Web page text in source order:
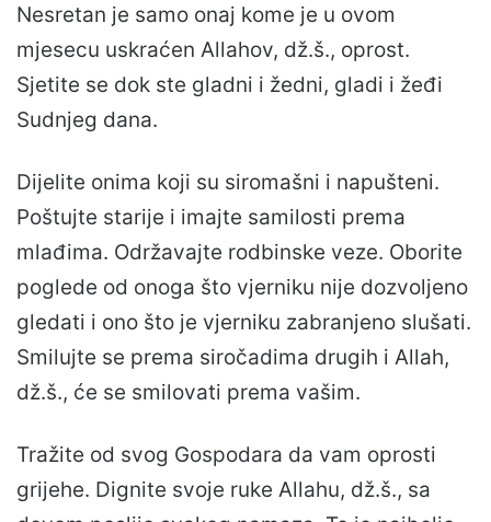
Nesretan je samo onaj kome je u ovom
mjesecu uskraćen Allahov, dž.š., oprost.
Sjetite se dok ste gladni i žedni, gladi i žeđi
Sudnjeg dana.
Dijelite onima koji su siromašni i napušteni.
Poštujte starije i imajte samilosti prema
mlađima. Održavajte rodbinske veze. Oborite
poglede od onoga što vjerniku nije dozvoljeno
gledati i ono što je vjerniku zabranjeno slušati.
Smilujte se prema siročadima drugih i Allah,
dž.š., će se smilovati prema vašim.
Tražite od svog Gospodara da vam oprosti
grijehe. Dignite svoje ruke Allahu, dž.š., sa